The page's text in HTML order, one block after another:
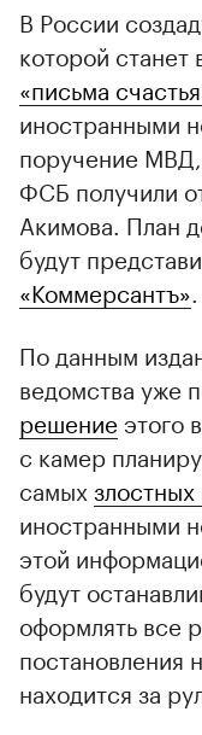
В России
которой
«письма
иностранными
поручение
ФСБ получили
Акимова. План
будут
«Коммерсантъ»
По данным
ведомства уже
решение этого
с камер
самых
иностранными
этой
будут
оформлять все
постановления
находится за